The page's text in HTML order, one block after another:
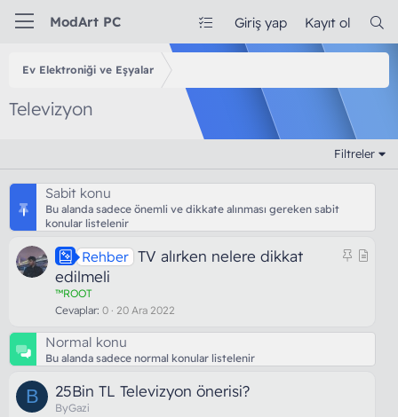
ModArt PC Giriş yap Kayıt ol
Ev Elektroniği ve Eşyalar
Televizyon
Filtreler
Sabit konu
Bu alanda sadece önemli ve dikkate alınması gereken sabit
konular listelenir
S
t
M
l
Rehber TV alırken nelere dikkat
edilmeli
™ROOT
Cevaplar 0 20 Ara 2022
Normal konu
Bu alanda sadece normal konular listelenir
B 25Bin TL Televizyon önerisi?
ByGazi